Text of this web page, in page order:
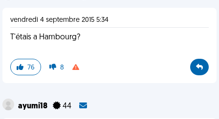
vendredi 4 septembre 2015 5:34
T'étais a Hambourg?
76 8
ayumi18 44